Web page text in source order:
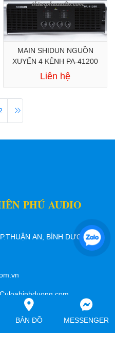
MAIN SHIDUN NGUỒN
XUYẾN 4 KÊNH PA-41200
Liên hệ
PHÚ AUDIO
AN, BÌNH DƯƠNG
BẢN ĐỒ MESSENGER